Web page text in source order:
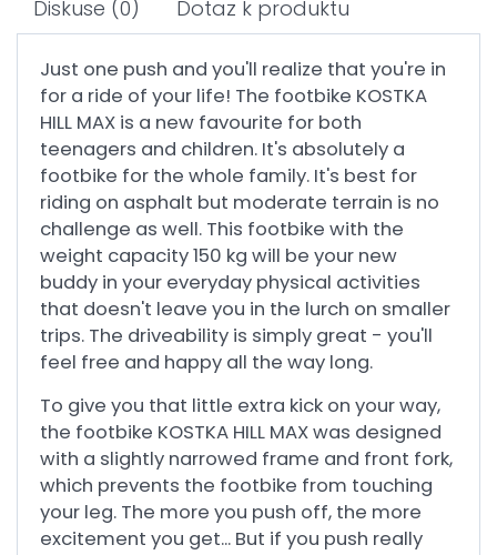
Diskuse (0) Dotaz k produktu
Just one push and you'll realize that you're in
for a ride of your life! The footbike KOSTKA
HILL MAX is a new favourite for both
teenagers and children. It's absolutely a
footbike for the whole family. It's best for
riding on asphalt but moderate terrain is no
challenge as well. This footbike with the
weight capacity 150 kg will be your new
buddy in your everyday physical activities
that doesn't leave you in the lurch on smaller
trips. The driveability is simply great - you'll
feel free and happy all the way long.
To give you that little extra kick on your way,
the footbike KOSTKA HILL MAX was designed
with a slightly narrowed frame and front fork,
which prevents the footbike from touching
your leg. The more you push off, the more
excitement you get... But if you push really